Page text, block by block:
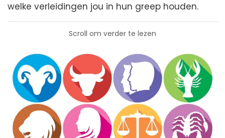
welke verleidingen jou in hun greep houden.
Scroll om verder te lezen